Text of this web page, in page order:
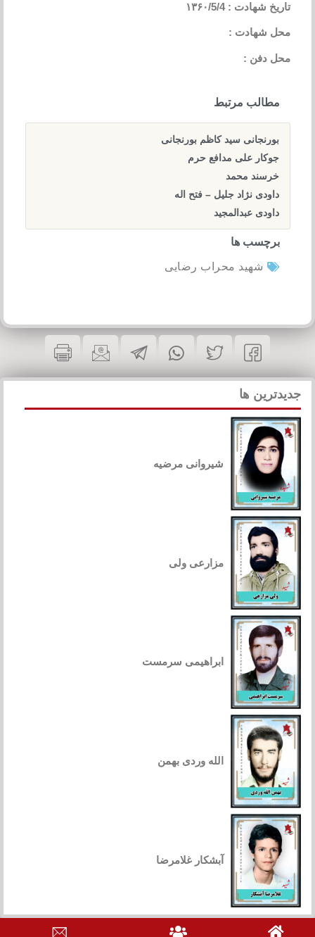
تاریخ شهادت : ۱۳۶۰/5/4
محل شهادت :
محل دفن :
مطالب مرتبط
بورنجانی سید کاظم بورنجانی
جوکار علی مدافع حرم
خرسند محمد
داودی نژاد جلیل – فتح اله
داودی عبدالمجید
برچسب ها
شهید محراب رضایی
جدیدترین ها
شیروانی مرضیه
مزارعی ولی
ابراهیمی سرمست
الله وردی بهمن
آبشکار غلامرضا